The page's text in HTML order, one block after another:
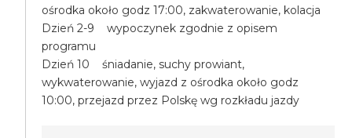
ośrodka około godz 17:00, zakwaterowanie, kolacja
Dzień 2-9 wypoczynek zgodnie z opisem
programu
Dzień 10 śniadanie, suchy prowiant,
wykwaterowanie, wyjazd z ośrodka około godz
10:00, przejazd przez Polskę wg rozkładu jazdy